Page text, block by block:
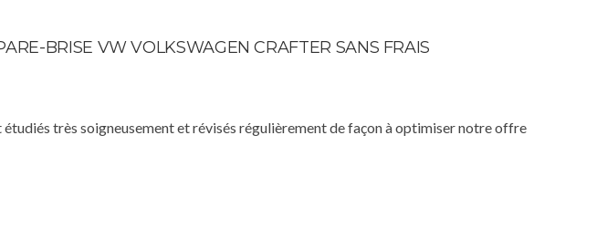
BRISE VW VOLKSWAGEN CRAFTER SANS FRAIS
très soigneusement et révisés régulièrement de façon à optimiser notre offre